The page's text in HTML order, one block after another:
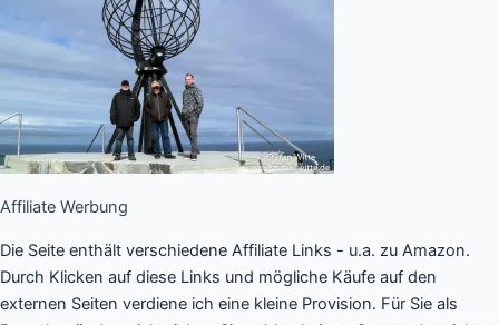
Affiliate Werbung
Die Seite enthält verschiedene Affiliate Links - u.a. zu Amazon.
Durch Klicken auf diese Links und mögliche Käufe auf den
externen Seiten verdiene ich eine kleine Provision. Für Sie als